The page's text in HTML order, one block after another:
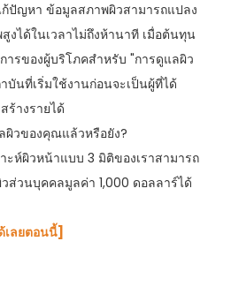
ปัญหา ข้อมูลสภาพผิวสามารถแปลง
ได้ในเวลาไม่ถึงห้านาที เมื่อต้นทุน
รของผู้บริโภคสำหรับ "การดูแลผิว
บันที่เริ่มใช้งานก่อนจะเป็นผู้ที่ได้
ร้างรายได้
วของคุณแล้วหรือยัง?
ห์ผิวหน้าแบบ 3 มิติของเราสามารถ
ส่วนบุคคลมูลค่า 1,000 ดอลลาร์ได้
เลยตอนนี้]